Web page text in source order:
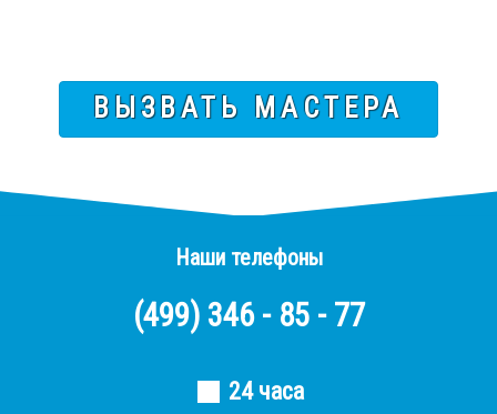
ВЫЗВАТЬ МАСТЕРА
Наши телефоны
(499) 346 - 85 - 77
24 часа